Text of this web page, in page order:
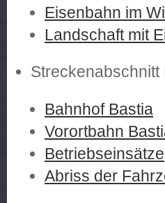
Eisenbahn im
Landschaft mit
Bahnhof Bastia
Vorortbahn
Betriebseinsätze
Abriss der